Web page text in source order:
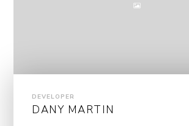
DEVELOPER
DANY MARTIN